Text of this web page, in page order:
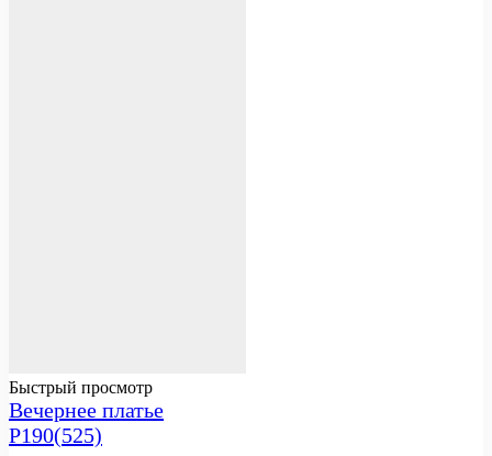
Быстрый просмотр
Вечернее платье
Р190(525)